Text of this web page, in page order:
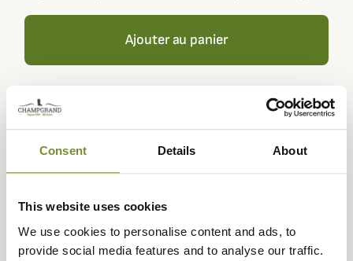
Consent Details About
This website uses cookies
We use cookies to personalise content and ads, to
provide social media features and to analyse our traffic.
Ajouter au panier
Votre panier doit contenir au moins 100,00 € de produits
Expédié dans Échange ou
90 jours
euros